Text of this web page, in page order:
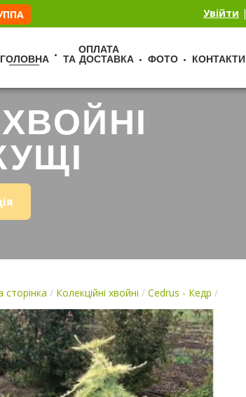
Увійти |
ГОЛОВНА
ОПЛАТА
ТА ДОСТАВКА
ФОТО КОНТАКТИ
сторінка / Колекційні хвойні / Cedrus - Кедр /